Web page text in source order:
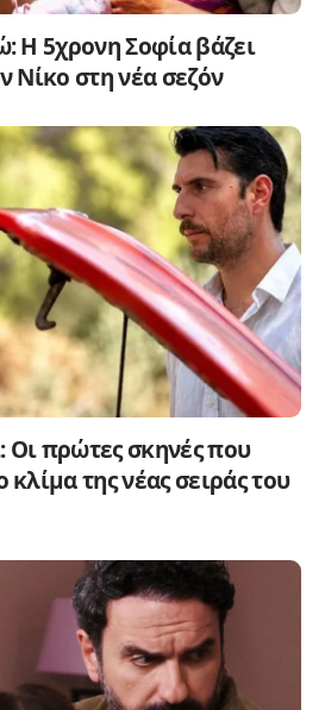
Η 5χρονη Σοφία βάζει
Νίκο στη νέα σεζόν
Οι πρώτες σκηνές που
της νέας σειράς του